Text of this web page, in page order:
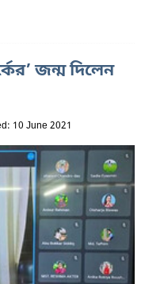
জন্ম দিলেন
10 June 2021